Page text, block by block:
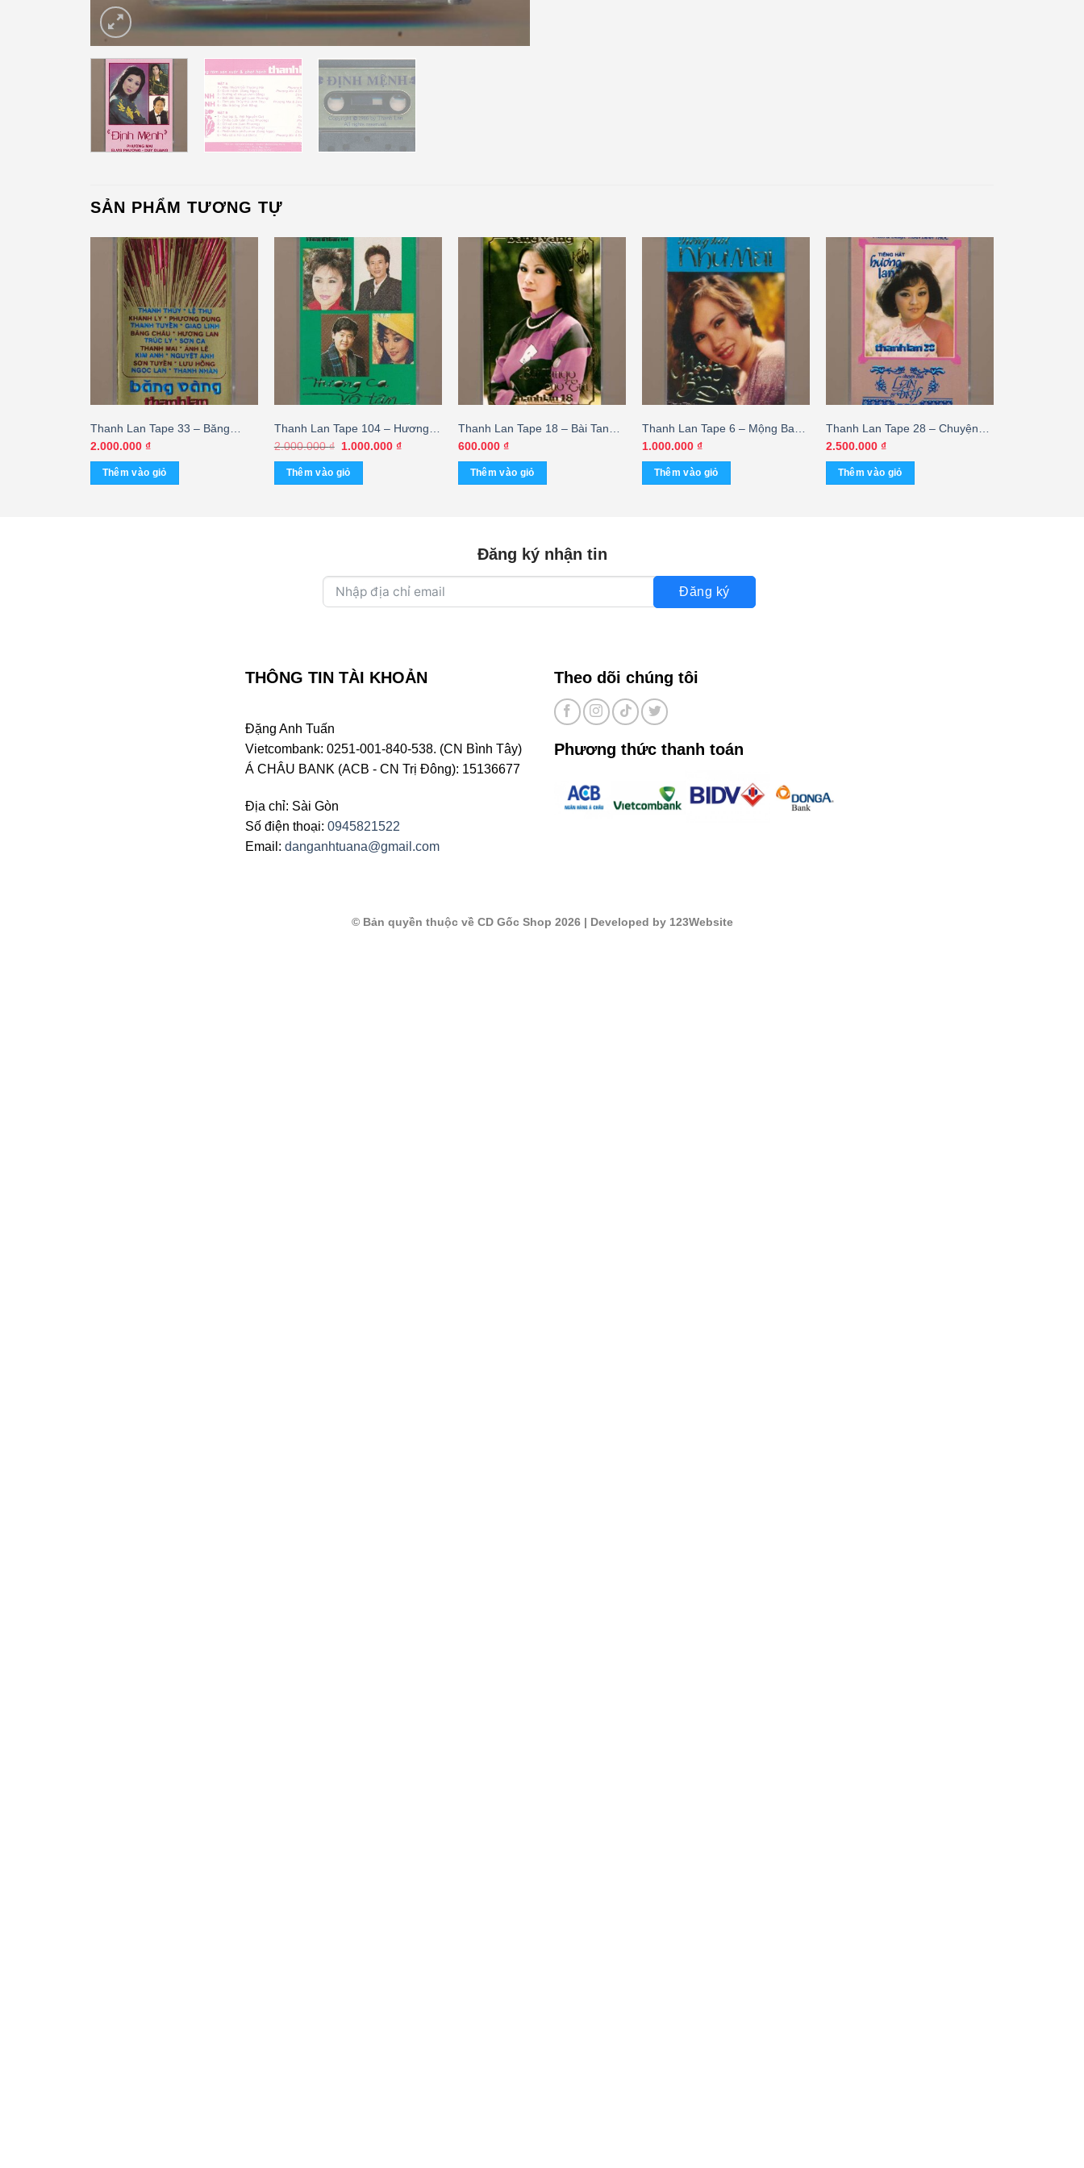
SẢN PHẨM TƯƠNG TỰ
Thanh Lan Tape 33 – Băng
Vàng Thanh Lan (KGTUS) – cái
2.000.000 ₫
Thêm vào giỏ
Thanh Lan Tape 104 – Hương
Ca Vô Tận – Hương Lan –
Thanh Phong – Thanh Tuyền –
Tuấn Vũ (Băng Đen, KHÔNG
2.000.000₫ Giá
là:
2.000.000 ₫.
1.000.000 ₫Giá
Thêm vào giỏ
Thanh Lan Tape 18 – Bài Tango
Cho Em – Khánh Ly (Băng
Trong) KGTUS
600.000 ₫
Thêm vào giỏ
Thanh Lan Tape 6 – Mộng Ban
Đầu – Như Mai (Băng Đen)
KGTUS
1.000.000 ₫
Thêm vào giỏ
Thanh Lan Tape 28 – Chuyện
Tình Lan Và Điệp 1 – Hương
Lan (Băng Đen) KGTUS
2.500.000 ₫
Thêm vào giỏ
Đăng ký nhận tin
Đăng ký
THÔNG TIN TÀI KHOẢN
Đặng Anh Tuấn
Vietcombank: 0251-001-840-538. (CN Bình Tây)
Á CHÂU BANK (ACB - CN Trị Đông): 15136677
Địa chỉ: Sài Gòn
Số điện thoại: 0945821522
Email: danganhtuana@gmail.com
Theo dõi chúng tôi
Phương thức thanh toán
© Bản quyền thuộc về CD Gốc Shop 2026| Developed by 123Website